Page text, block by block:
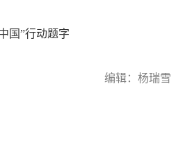
国”行动题字
编辑：杨瑞雪